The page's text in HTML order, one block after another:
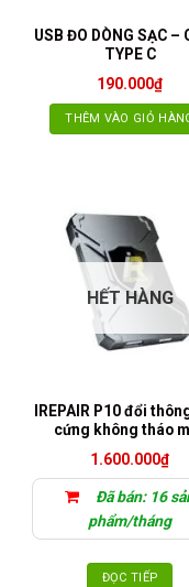
USB ĐO DÒNG SẠC –
TYPE C
190.000₫
THÊM VÀO GIỎ
HẾT HÀNG
IREPAIR P10 đổi
cứng không tháo
1.600.000₫
Đã bán: 16
phẩm/tháng
ĐỌC TIẾP